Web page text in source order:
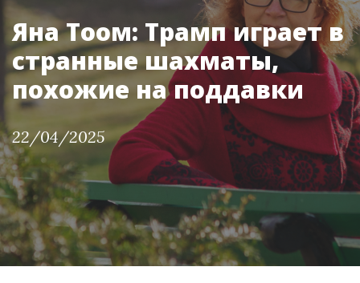
Яна Тоом: Трамп играет в
странные шахматы,
похожие на поддавки
22/04/2025